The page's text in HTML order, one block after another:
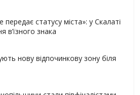
статусу міста»: у Скалаті
в’їзного знака
нову відпочинкову зону біля